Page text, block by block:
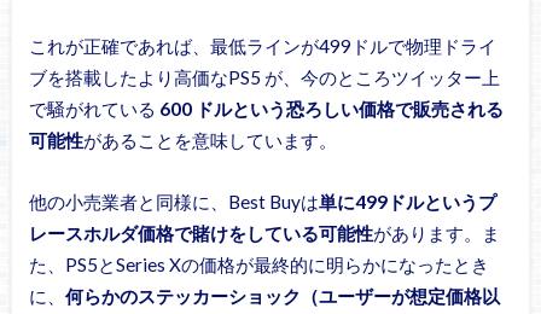
これが正確であれば、最低ラインが499ドルで物理ドライ
ブを搭載したより高価なPS5 が、今のところツイッター上
で騒がれている 600 ドルという恐ろしい価格で販売される
可能性があることを意味しています。
他の小売業者と同様に、Best Buyは単に499ドルというプ
レースホルダ価格で賭けをしている可能性があります。ま
た、PS5とSeries Xの価格が最終的に明らかになったとき
に、 何らかのステッカーショック（ユーザーが想定価格以